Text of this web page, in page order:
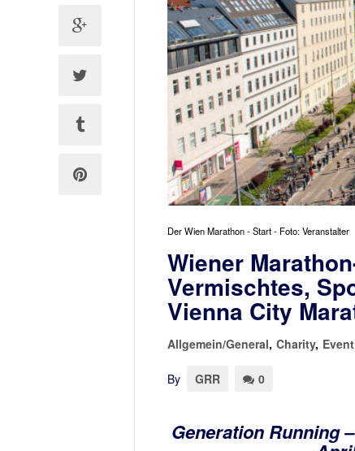
Der Wien Marathon - Start - Foto: Veranstalter
Wiener
Vermischtes,
Vienna City
Allgemein/General, Charity, Event
By GRR 0
Generation Running